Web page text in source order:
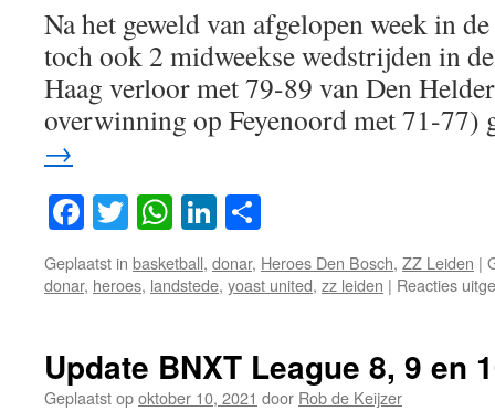
Na het geweld van afgelopen week in
toch ook 2 midweekse wedstrijden in
Haag verloor met 79-89 van Den
overwinning op Feyenoord met 71-
→
Facebook
TwitterWhatsApp
LinkedIn
Geplaatst in basketball, donar, Heroes Den Bosch, ZZ Leiden |
donar, heroes, landstede, yoast united, zz leiden | Reacties
Update BNXT League 8, 9 en
Geplaatst opoktober 10, 2021 door Rob de Keijzer